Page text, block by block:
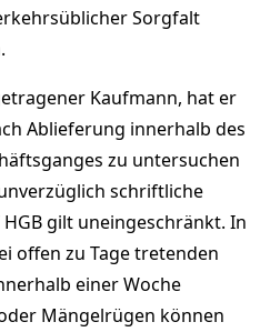
Sorgfalt
Kaufmann, hat er
Ablieferung innerhalb des
zu untersuchen
schriftliche
gilt uneingeschränkt. In
offen zu Tage tretenden
einer Woche
Mängelrügen können